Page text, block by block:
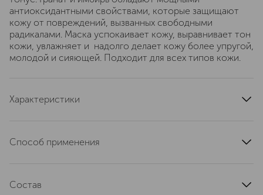
антиоксидантными свойствами, которые защищают
кожу от повреждений, вызванных свободными
радикалами. Маска успокаивает кожу, выравнивает тон
кожи, увлажняет и надолго делает кожу более упругой,
молодой и сияющей. Подходит для всех типов кожи.
Характеристики
область применения
эффект
Способ применения
помассировать. Через 2-5 минут (в зависимости от
Состав